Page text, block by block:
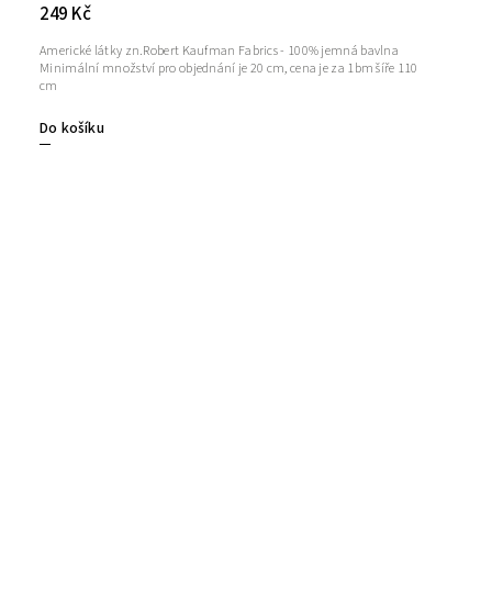
249 Kč
Do košíku
Americké látky zn.Robert Kaufman Fabrics - 100% jemná bavlna
Minimální množství pro objednání je 20 cm, cena je za 1bm šíře 110
cm